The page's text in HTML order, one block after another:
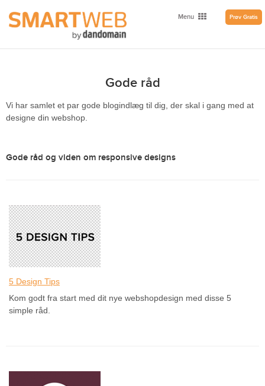
Menu Prøv Gratis
Gode råd
Vi har samlet et par gode blogindlæg til dig, der skal i gang med at
designe din webshop.
Gode råd og viden om responsive designs
5 Design Tips
Kom godt fra start med dit nye webshopdesign med disse 5
simple råd.